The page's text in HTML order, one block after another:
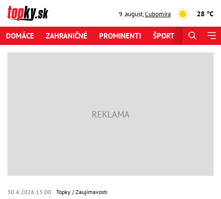
9. august,Ľubomíra 28 °C
DOMÁCE ZAHRANIČNÉ PROMINENTI ŠPORT
30.4.2026 15:00 Topky Zaujímavosti